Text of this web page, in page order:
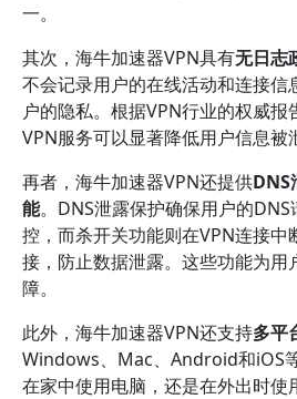
一。
其次，海牛加速器VPN具有无日志
不会记录用户的在线活动和连接信
户的隐私。根据VPN行业的权威
VPN服务可以显著降低用户信息被
再者，海牛加速器VPN还提供DNS
能。DNS泄露保护确保用户的
控，而杀开关功能则在VPN连接中
接，防止数据泄露。这些功能为用
障。
此外，海牛加速器VPN还支持多平
Windows、Mac、Android和iOS
在家中使用电脑，还是在外出时使